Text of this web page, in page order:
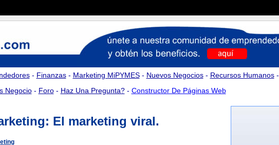
- Finanzas- Marketing MiPYMES- Nuevos Negocios- Recursos Humanos-
Negocio- Foro- Haz Una Pregunta?- Constructor De Páginas Web
El marketing viral.